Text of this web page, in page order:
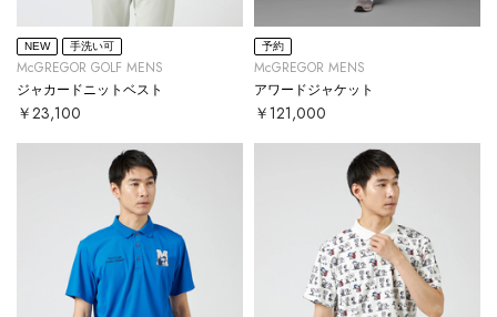
NEW 手洗い可
McGREGOR GOLF MENS
ジャカードニットベスト
￥23,100
予約
McGREGOR MENS
アワードジャケット
￥121,000